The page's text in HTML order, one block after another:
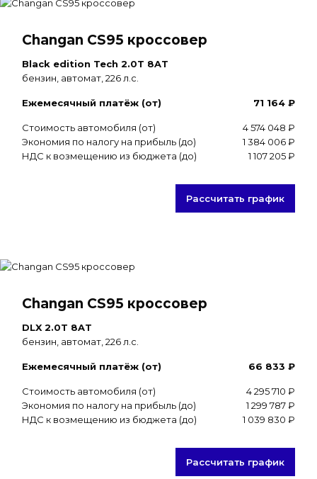
Changan CS95 кроссовер
Black edition Tech 2.0T 8AT
бензин, автомат, 226 л.с.
Ежемесячный платёж (от) 71 164 ₽
Стоимость автомобиля (от)
4 574 048 ₽
Экономия по налогу на прибыль (до)
1 384 006 ₽
НДС к возмещению из бюджета (до)
1 107 205 ₽
Рассчитать график
Changan CS95 кроссовер
DLX 2.0T 8AT
бензин, автомат, 226 л.с.
Ежемесячный платёж (от) 66 833 ₽
Стоимость автомобиля (от)
4 295 710 ₽
Экономия по налогу на прибыль (до)
1 299 787 ₽
НДС к возмещению из бюджета (до)
1 039 830 ₽
Рассчитать график